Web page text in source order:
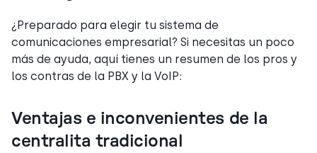
¿Preparado para elegir tu sistema de
comunicaciones empresarial? Si necesitas un poco
más de ayuda, aquí tienes un resumen de los pros y
los contras de la PBX y la VoIP:
Ventajas e inconvenientes de la
centralita tradicional